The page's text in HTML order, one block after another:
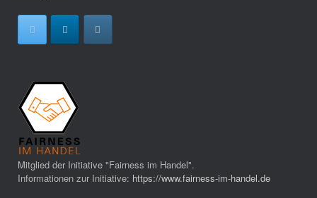
Mitglied der Initiative "Fairness im Handel".
Informationen zur Initiative: https://www.fairness-im-handel.de